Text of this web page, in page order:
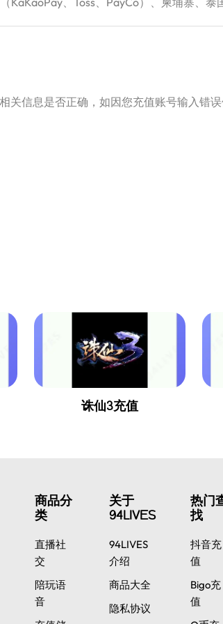
关信息是否正确，如因您充值账号输入错误
诛仙3充值
商品分
类
直播社
交
陪玩语
音
关于
94LIVES
94LIVES
介绍
商品大全
隐私协议
热门
找
抖音充
值
Bigo充
值